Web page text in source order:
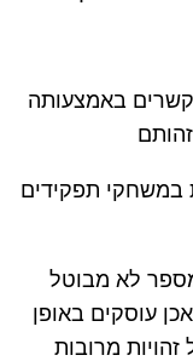
באמצעותה
במשחקי תפקידים
לא מבוטל
(רובם בין גילאי 17ל- 23) אכן עוסקים באופן
מרובות